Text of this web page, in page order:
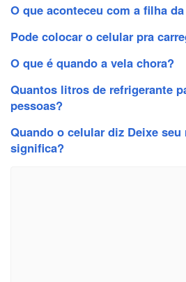
O que aconteceu com a filha
Pode colocar o celular pra
O que é quando a vela chora?
Quantos litros de refrigerante
pessoas?
Quando o celular diz Deixe seu
significa?